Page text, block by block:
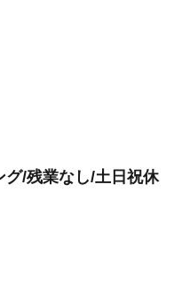
/残業なし/土日祝休